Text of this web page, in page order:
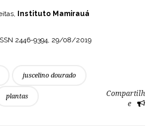
Instituto Mamirauá
ISSN 2446-9394, 29/08/2019
juscelino dourado
plantas
Compartilh
e